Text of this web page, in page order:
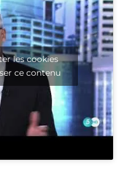
les cookies
ce contenu